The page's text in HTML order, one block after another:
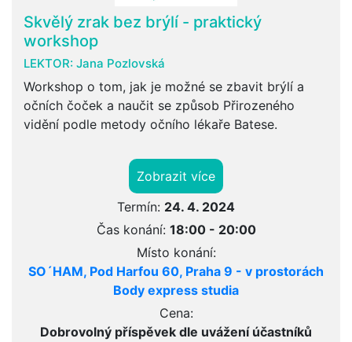
Skvělý zrak bez brýlí - praktický
workshop
LEKTOR: Jana Pozlovská
Workshop o tom, jak je možné se zbavit brýlí a
očních čoček a naučit se způsob Přirozeného
vidění podle metody očního lékaře Batese.
Zobrazit více
Termín: 24. 4. 2024
Čas konání: 18:00 - 20:00
Místo konání:
SO´HAM, Pod Harfou 60, Praha 9 - v prostorách
Body express studia
Cena:
Dobrovolný příspěvek dle uvážení účastníků